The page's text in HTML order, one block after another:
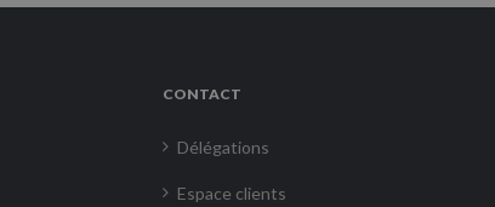
CONTACT
Délégations
Espace clients